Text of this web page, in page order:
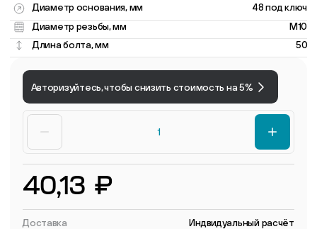
Диаметр основания, мм
48 под ключ
Диаметр резьбы, мм
M10
Длина болта, мм
50
Авторизуйтесь, чтобы снизить стоимость на 5%
40,13 ₽
Доставка Индвидуальный расчёт